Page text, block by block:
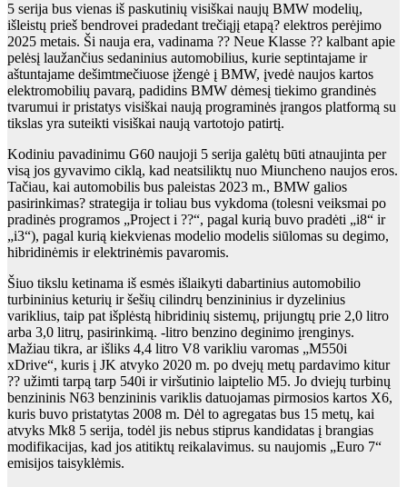
5 serija bus vienas iš paskutinių visiškai naujų BMW modelių,
išleistų prieš bendrovei pradedant trečiąjį etapą? elektros perėjimo
2025 metais. Ši nauja era, vadinama ?? Neue Klasse ?? kalbant apie
pelėsį laužančius sedaninius automobilius, kurie septintajame ir
aštuntajame dešimtmečiuose įžengė į BMW, įvedė naujos kartos
elektromobilių pavarą, padidins BMW dėmesį tiekimo grandinės
tvarumui ir pristatys visiškai naują programinės įrangos platformą su
tikslas yra suteikti visiškai naują vartotojo patirtį.
Kodiniu pavadinimu G60 naujoji 5 serija galėtų būti atnaujinta per
visą jos gyvavimo ciklą, kad neatsiliktų nuo Miuncheno naujos eros.
Tačiau, kai automobilis bus paleistas 2023 m., BMW galios
pasirinkimas? strategija ir toliau bus vykdoma (tolesni veiksmai po
pradinės programos „Project i ??“, pagal kurią buvo pradėti „i8“ ir
„i3“), pagal kurią kiekvienas modelio modelis siūlomas su degimo,
hibridinėmis ir elektrinėmis pavaromis.
Šiuo tikslu ketinama iš esmės išlaikyti dabartinius automobilio
turbininius keturių ir šešių cilindrų benzininius ir dyzelinius
variklius, taip pat išplėstą hibridinių sistemų, prijungtų prie 2,0 litro
arba 3,0 litrų, pasirinkimą. -litro benzino deginimo įrenginys.
Mažiau tikra, ar išliks 4,4 litro V8 varikliu varomas „M550i
xDrive“, kuris į JK atvyko 2020 m. po dvejų metų pardavimo kitur
?? užimti tarpą tarp 540i ir viršutinio laiptelio M5. Jo dviejų turbinų
benzininis N63 benzininis variklis datuojamas pirmosios kartos X6,
kuris buvo pristatytas 2008 m. Dėl to agregatas bus 15 metų, kai
atvyks Mk8 5 serija, todėl jis nebus stiprus kandidatas į brangias
modifikacijas, kad jos atitiktų reikalavimus. su naujomis „Euro 7“
emisijos taisyklėmis.